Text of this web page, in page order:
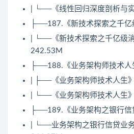
| └──《线性回归深度剖析与
├──187.《新技术探索之千亿
| └──《新技术探索之千亿级
242.53M
├──188.《业务架构师技术人
| ├──《业务架构师技术人生
| └──《业务架构师技术人生
├──189.《业务架构之银行信
| └──业务架构之银行信贷业